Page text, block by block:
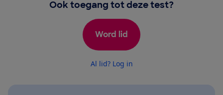
Ook toegang tot deze test?
Word lid
Al lid? Log in